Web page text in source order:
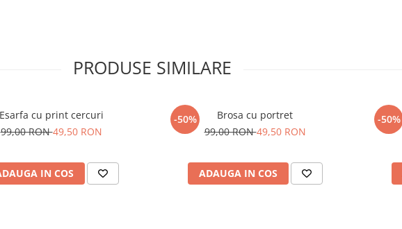
PRODUSE SIMILARE
Esarfa cu print cercuri
99,00 RON49,50 RON
IN COS
-50%
Brosa cu portret
99,00 RON49,50 RON
ADAUGA IN COS
-50%